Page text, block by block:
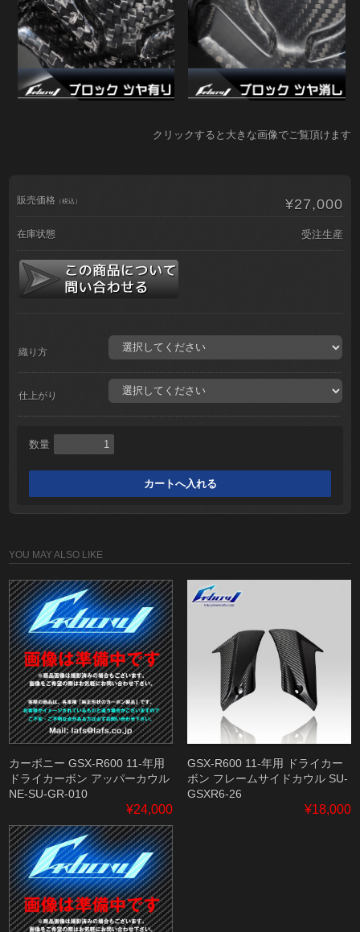
クリックすると大きな画像でご覧頂けます
販売価格 （税込） ¥27,000
在庫状態 受注生産
織り方
仕上がり
数量
YOU MAY ALSO LIKE
カーボニー GSX-R600 11-年用
ドライカーボン アッパーカウル
NE-SU-GR-010
¥24,000
GSX-R600 11-年用 ドライカー
ボン フレームサイドカウル SU-
GSXR6-26
¥18,000